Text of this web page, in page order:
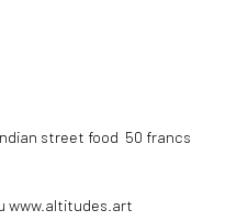
Indian street food 50 francs
www.altitudes.art